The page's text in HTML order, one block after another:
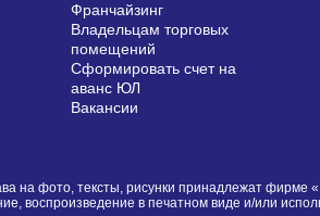
Франчайзинг
Владельцам торговых
помещений
Сформировать счет на
аванс ЮЛ
Вакансии
на фото, тексты, рисунки принадлежат фирме
воспроизведение в печатном виде и/или